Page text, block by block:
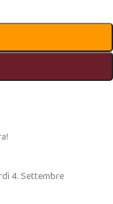
4. Settembre